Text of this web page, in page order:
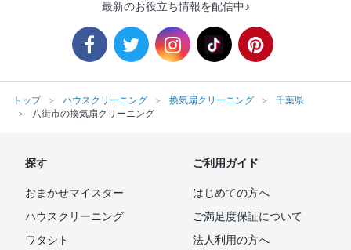
最新のお役立ち情報を配信中♪
トップ ハウスクリーニング 換気扇クリーニング
千葉県
八街市の換気扇クリーニング
探す
おまかせマイスター
ハウスクリーニング
ワタシト
ご利用ガイド
はじめての方へ
ご満足度保証について
法人利用の方へ